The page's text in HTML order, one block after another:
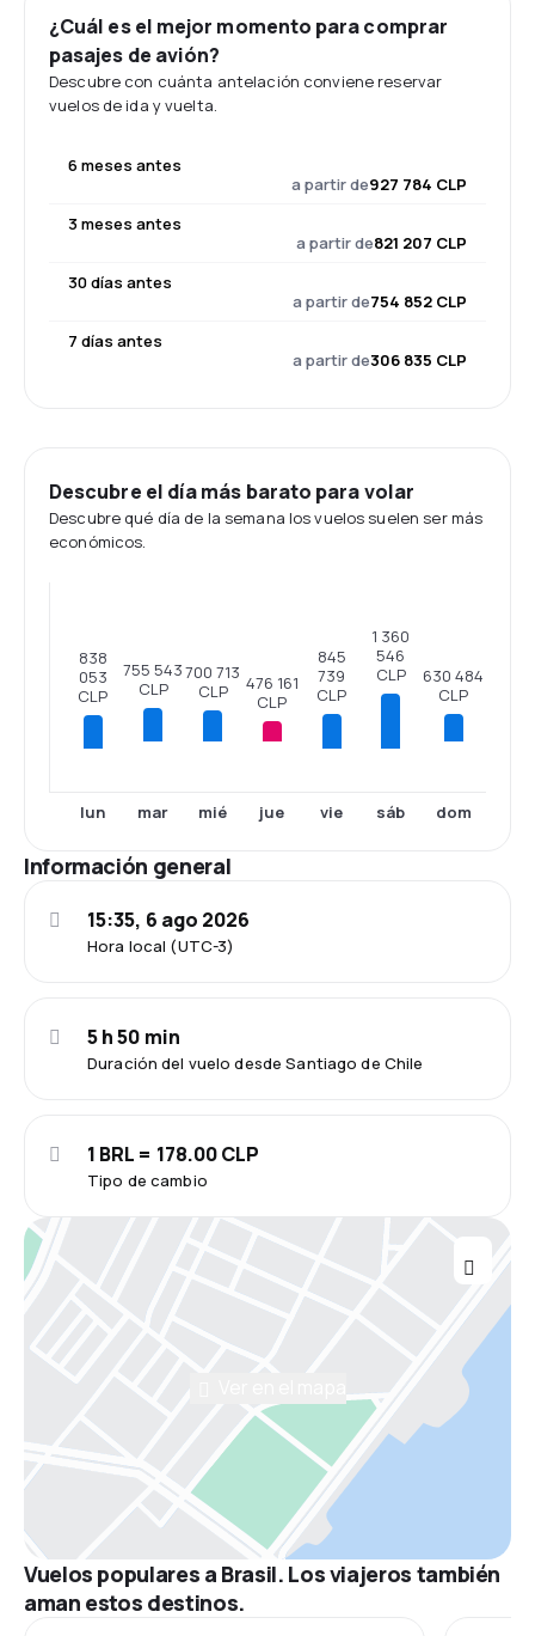
¿Cuál es el mejor momento para comprar
pasajes de avión?
Descubre con cuánta antelación conviene reservar
vuelos de ida y vuelta.
6 meses antes
a partir de927 784 CLP
3 meses antes
a partir de821 207 CLP
30 días antes
a partir de754 852 CLP
7 días antes
a partir de306 835 CLP
Descubre el día más barato para volar
Descubre qué día de la semana los vuelos suelen ser más
económicos.
838
053
CLP
lun
755 543
CLP
mar
700 713
CLP
mié
476 161
CLP
jue
845
739
CLP
vie
1 360
546
CLP
sáb
630 484
CLP
dom
Información general
Hora local (UTC-3)
15:35, 6 ago 2026
Duración del vuelo desde Santiago de Chile
5 h 50 min
Tipo de cambio
1 BRL = 178.00 CLP
Vuelos populares a Brasil. Los viajeros también
aman estos destinos.